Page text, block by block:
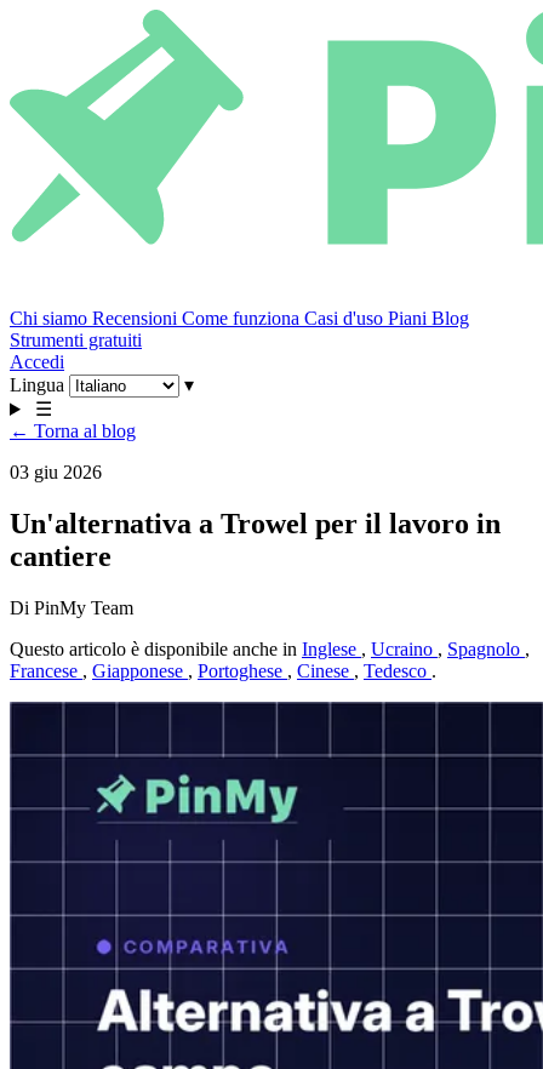
Chi siamo Recensioni Come funziona Casi d'uso Piani Blog
Strumenti gratuiti
Accedi
Lingua
▾
☰
← Torna al blog
03 giu 2026
Un'alternativa a Trowel per il lavoro in
cantiere
Di PinMy Team
Questo articolo è disponibile anche in Inglese , Ucraino , Spagnolo ,
Francese , Giapponese , Portoghese , Cinese , Tedesco .